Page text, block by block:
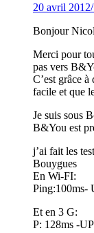
20 avril
Bonjour
Merci pour
pas vers
C’est grâce
facile et que
Je suis sous
B&You est
j’ai fait les
Bouygues
En Wi-FI:
Ping:100ms-
Et en 3 G:
P: 128ms -